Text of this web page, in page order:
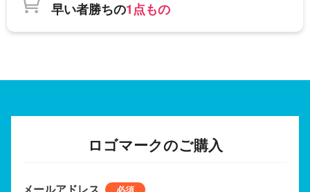
早い者勝ちの1点もの
ロゴマークのご購入
メールアドレス